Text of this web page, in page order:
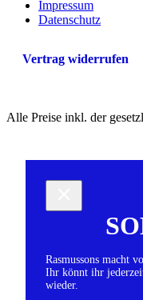
Impressum
Datenschutz
Vertrag widerrufen
Alle Preise inkl. der
Rasmussons macht
Ihr könnt ihr
wieder.